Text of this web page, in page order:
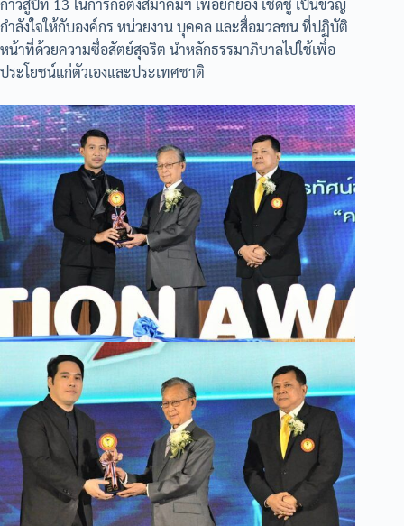
ก้าวสู่ปีที่ 13 ในการก่อตั้งสมาคมฯ เพื่อยกย่อง เชิดชู เป็นขวัญ
กำลังใจให้กับองค์กร หน่วยงาน บุคคล และสื่อมวลชน ที่ปฏิบัติ
หน้าที่ด้วยความซื่อสัตย์สุจริต นำหลักธรรมาภิบาลไปใช้เพื่อ
ประโยชน์แก่ตัวเองและประเทศชาติ